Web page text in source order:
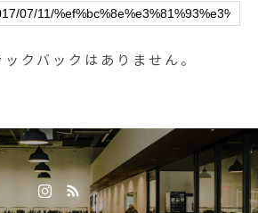
クバックはありません。